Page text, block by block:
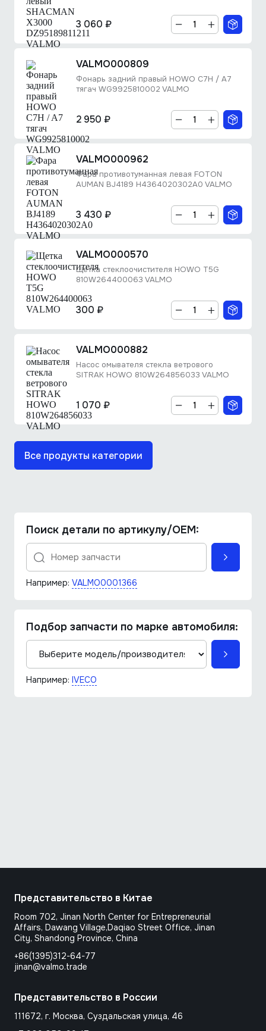
3 060 ₽
VALMO000809
Фонарь задний правый HOWO C7H / A7
тягач WG9925810002 VALMO
2 950 ₽
VALMO000962
Фара противотуманная левая FOTON
AUMAN BJ4189 H4364020302A0 VALMO
3 430 ₽
VALMO000570
Щетка стеклоочистителя HOWO T5G
810W264400063 VALMO
300 ₽
VALMO000882
Насос омывателя стекла ветрового
SITRAK HOWO 810W264856033 VALMO
1 070 ₽
Все продукты категории
Поиск детали по артикулу/OEM:
Например: VALMO0001366
Подбор запчасти по марке автомобиля:
Например: IVECO
Представительство в Китае
Room 702, Jinan North Center for Entrepreneurial
Affairs, Dawang Village,Daqiao Street Office, Jinan
City, Shandong Province, Сhina
+86(1395)312-64-77
jinan@valmo.trade
Представительство в России
111672, г. Москва, Суздальская улица, 46